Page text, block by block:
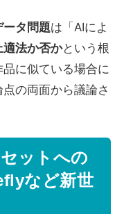
タ問題は「AIによ
適法か否かという根
に似ている場合に
の両面から議論さ
ットへの
など新世